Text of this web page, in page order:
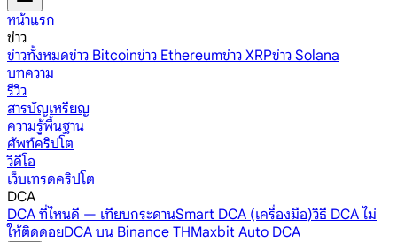
หน้าแรก
ข่าว
ข่าวทั้งหมดข่าว Bitcoinข่าว Ethereumข่าว XRPข่าว Solana
บทความ
รีวิว
สารบัญเหรียญ
ความรู้พื้นฐาน
ศัพท์คริปโต
วิดีโอ
เว็บเทรดคริปโต
DCA
DCA ที่ไหนดี — เทียบกระดานSmart DCA (เครื่องมือ)วิธี DCA ไม่
ให้ติดดอยDCA บน Binance THMaxbit Auto DCA